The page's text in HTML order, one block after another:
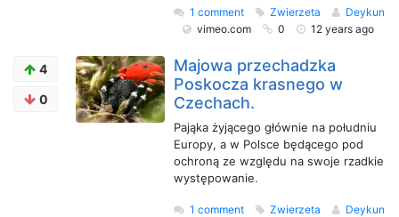
1 comment Zwierzeta
Deykun
vimeo.com
0 12 years ago
4
0
Majowa przechadzka
Poskocza krasnego w
Czechach.
Pająka żyjącego głównie na południu
Europy, a w Polsce będącego pod
ochroną ze względu na swoje rzadkie
występowanie.
1 comment Zwierzeta
Deykun